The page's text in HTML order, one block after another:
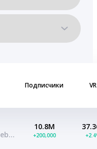
Подписчики VR
@handsomejack-thebigdevil
10.8M
+200,000